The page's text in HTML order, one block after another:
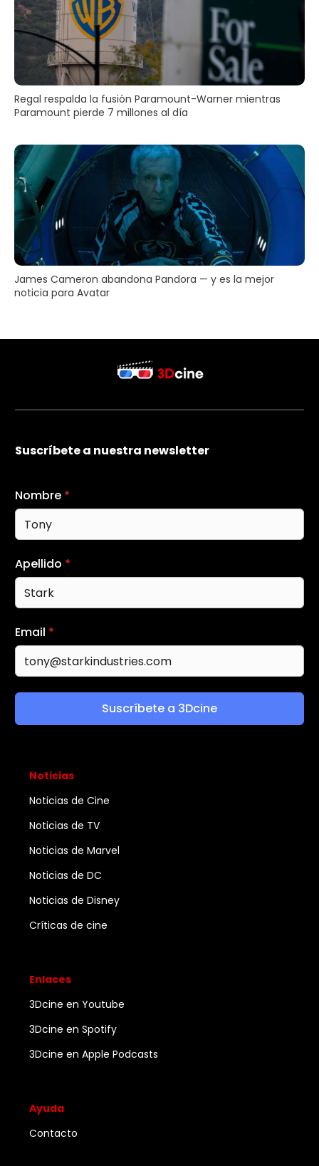
Regal respalda la fusión Paramount-Warner mientras
Paramount pierde 7 millones al día
James Cameron abandona Pandora — y es la mejor
noticia para Avatar
Suscríbete a nuestra newsletter
Nombre *
Apellido *
Email *
Suscríbete a 3Dcine
Noticias
Noticias de Cine
Noticias de TV
Noticias de Marvel
Noticias de DC
Noticias de Disney
Críticas de cine
Enlaces
3Dcine en Youtube
3Dcine en Spotify
3Dcine en Apple Podcasts
Ayuda
Contacto